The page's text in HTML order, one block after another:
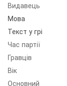
Видавець
Мова
Текст у грі
Час партії
Гравців
Вік
Основний